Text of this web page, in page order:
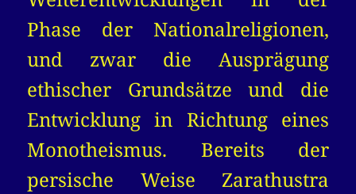
Phase der Nationalreligionen,
und zwar die Ausprägung
ethischer Grundsätze und die
Entwicklung in Richtung eines
Monotheismus. Bereits der
persische Weise Zarathustra